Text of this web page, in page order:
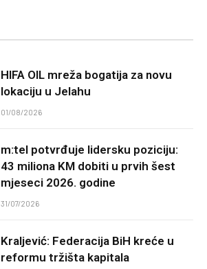
HIFA OIL mreža bogatija za novu
lokaciju u Jelahu
01/08/2026
m:tel potvrđuje lidersku poziciju:
43 miliona KM dobiti u prvih šest
mjeseci 2026. godine
31/07/2026
Kraljević: Federacija BiH kreće u
reformu tržišta kapitala